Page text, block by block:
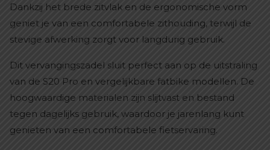
Dankzij het brede zitvlak en de ergonomische vorm
geniet je van een comfortabele zithouding, terwijl de
stevige afwerking zorgt voor langdurig gebruik.
Dit vervangingszadel sluit perfect aan op de uitstraling
van de S20 Pro en vergelijkbare fatbike modellen. De
hoogwaardige materialen zijn slijtvast en bestand
tegen dagelijks gebruik, waardoor je jarenlang kunt
genieten van een comfortabele fietservaring.